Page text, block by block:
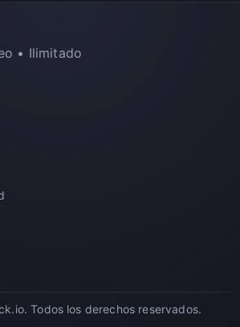
• Ilimitado
Todos los derechos reservados.